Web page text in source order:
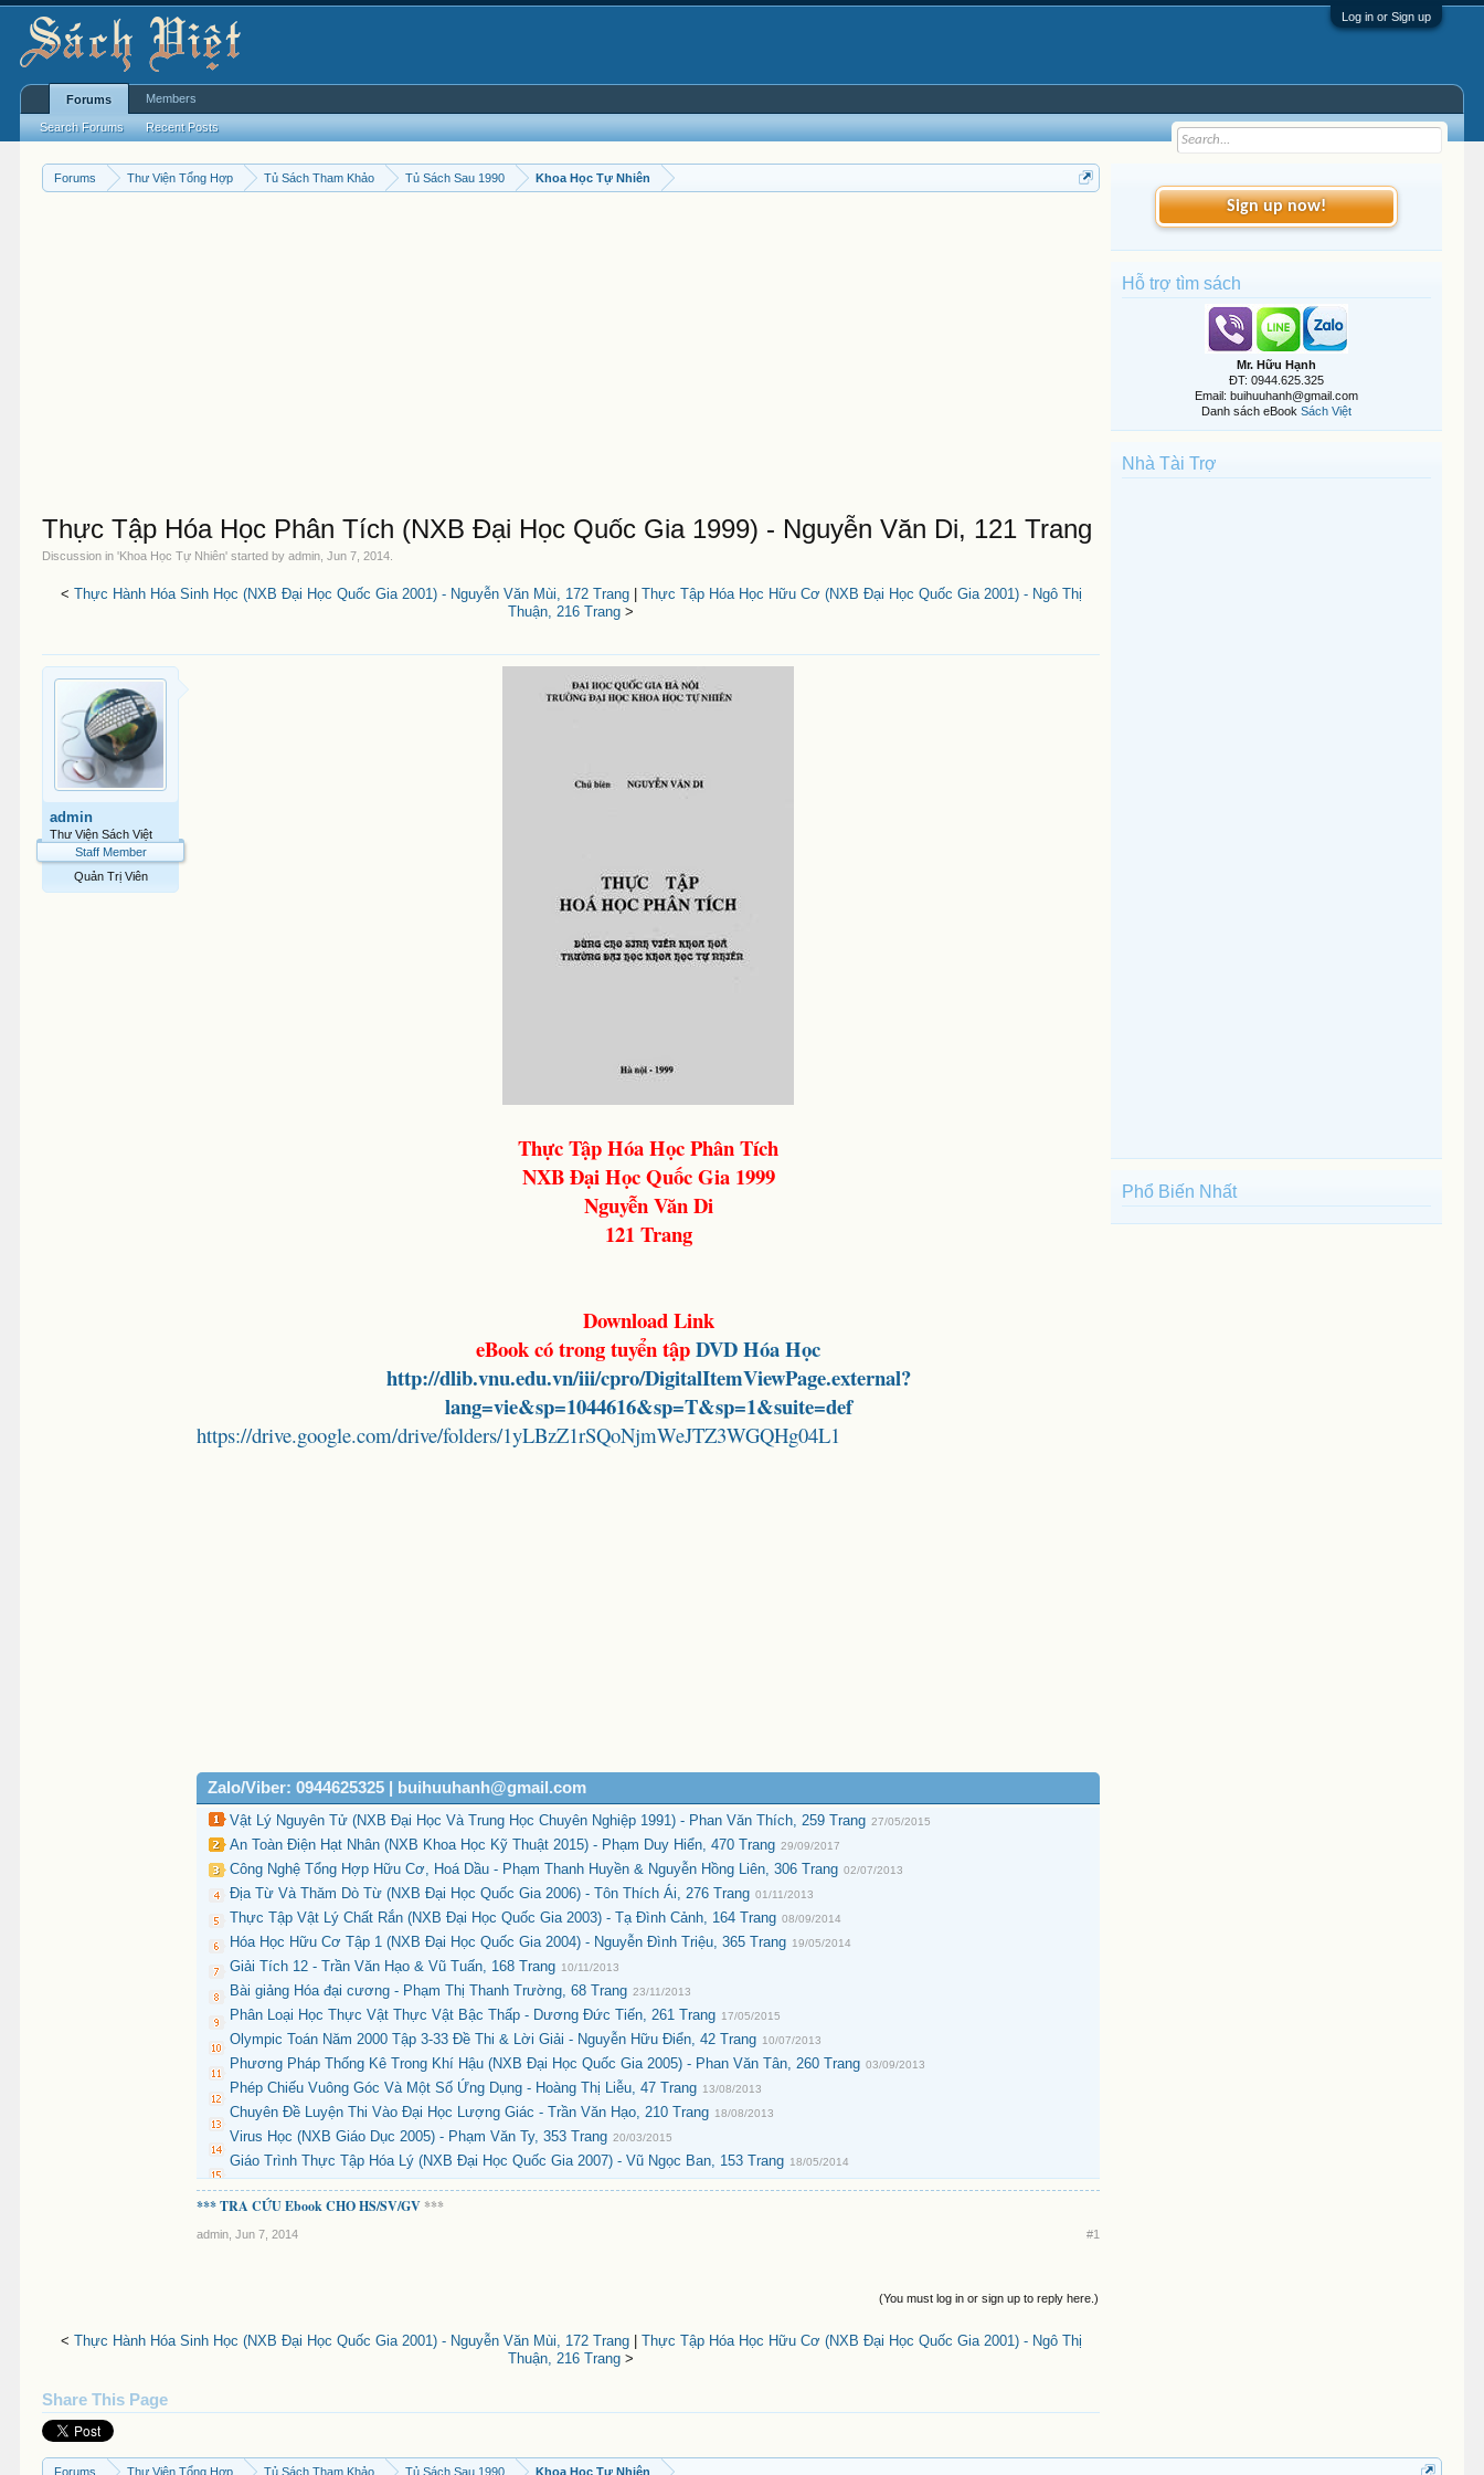
Log in or Sign up
Forums Thư Viện Tổng Hợp Tủ Sách Tham Khảo Tủ Sách Sau 1990 Khoa Học Tự Nhiên
Thực Tập Hóa Học Phân Tích (NXB Đại Học Quốc Gia 1999) - Nguyễn Văn Di, 121 Trang
Discussion in 'Khoa Học Tự Nhiên' started byadmin ,Jun 7, 2014
< Thực Hành Hóa Sinh Học (NXB Đại Học Quốc Gia 2001) - Nguyễn Văn Mùi, 172 Trang| Thực Tập Hóa Học Hữu Cơ (NXB Đại Học Quốc Gia 2001) - Ngô Thị
Thuận, 216 Trang >
admin
Thư Viện Sách Việt
Staff Member
Quản Trị Viên
Thực Tập Hóa Học Phân Tích
NXB Đại Học Quốc Gia 1999
Nguyễn Văn Di
121 Trang
Download Link
eBook có trong tuyển tậpDVD Hóa Học
http://dlib.vnu.edu.vn/iii/cpro/DigitalItemViewPage.external?
lang=vie&sp=1044616&sp=T&sp=1&suite=def
https://drive.google.com/drive/folders/1yLBzZ1rSQoNjmWeJTZ3WGQHg04L1
Zalo/Viber: 0944625325 | buihuuhanh@gmail.com
Vật Lý Nguyên Tử (NXB Đại Học Và Trung Học Chuyên Nghiệp 1991) - Phan Văn Thích, 259 Trang 27/05/2015
An Toàn Điện Hạt Nhân (NXB Khoa Học Kỹ Thuật 2015) - Phạm Duy Hiển, 470 Trang 29/09/2017
Công Nghệ Tổng Hợp Hữu Cơ, Hoá Dầu - Phạm Thanh Huyền & Nguyễn Hồng Liên, 306 Trang 02/07/2013
Địa Từ Và Thăm Dò Từ (NXB Đại Học Quốc Gia 2006) - Tôn Thích Ái, 276 Trang 01/11/2013
Thực Tập Vật Lý Chất Rắn (NXB Đại Học Quốc Gia 2003) - Tạ Đình Cảnh, 164 Trang 08/09/2014
Hóa Học Hữu Cơ Tập 1 (NXB Đại Học Quốc Gia 2004) - Nguyễn Đình Triệu, 365 Trang 19/05/2014
Giải Tích 12 - Trần Văn Hạo & Vũ Tuấn, 168 Trang 10/11/2013
Bài giảng Hóa đại cương - Phạm Thị Thanh Trường, 68 Trang 23/11/2013
Phân Loại Học Thực Vật Thực Vật Bậc Thấp - Dương Đức Tiến, 261 Trang 17/05/2015
Olympic Toán Năm 2000 Tập 3-33 Đề Thi & Lời Giải - Nguyễn Hữu Điển, 42 Trang 10/07/2013
Phương Pháp Thống Kê Trong Khí Hậu (NXB Đại Học Quốc Gia 2005) - Phan Văn Tân, 260 Trang 03/09/2013
Phép Chiếu Vuông Góc Và Một Số Ứng Dụng - Hoàng Thị Liễu, 47 Trang 13/08/2013
Chuyên Đề Luyện Thi Vào Đại Học Lượng Giác - Trần Văn Hạo, 210 Trang 18/08/2013
Virus Học (NXB Giáo Dục 2005) - Phạm Văn Ty, 353 Trang 20/03/2015
Giáo Trình Thực Tập Hóa Lý (NXB Đại Học Quốc Gia 2007) - Vũ Ngọc Ban, 153 Trang 18/05/2014
*** TRA CỨU Ebook CHO HS/SV/GV ***
admin Jun 7, 2014 #1
(You must log in or sign up to reply here.)
< Thực Hành Hóa Sinh Học (NXB Đại Học Quốc Gia 2001) - Nguyễn Văn Mùi, 172 Trang| Thực Tập Hóa Học Hữu Cơ (NXB Đại Học Quốc Gia 2001) - Ngô Thị
Thuận, 216 Trang >
Share This Page
Sign up now!
Hỗ trợ tìm sách
Mr. Hữu Hạnh
ĐT: 0944.625.325
Email: buihuuhanh@gmail.com
Danh sách eBook Sách Việt
Nhà Tài Trợ
Phổ Biến Nhất
Forums Thư Viện Tổng Hợp Tủ Sách Tham Khảo Tủ Sách Sau 1990 Khoa Học Tự Nhiên
Forums
Search Forums Recent Posts
Members